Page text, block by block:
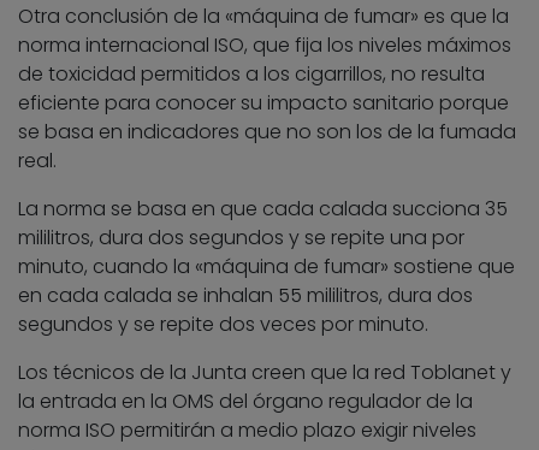
Otra conclusión de la «máquina de fumar» es que la
norma internacional ISO, que fija los niveles máximos
de toxicidad permitidos a los cigarrillos, no resulta
eficiente para conocer su impacto sanitario porque
se basa en indicadores que no son los de la fumada
real.
La norma se basa en que cada calada succiona 35
mililitros, dura dos segundos y se repite una por
minuto, cuando la «máquina de fumar» sostiene que
en cada calada se inhalan 55 mililitros, dura dos
segundos y se repite dos veces por minuto.
Los técnicos de la Junta creen que la red Toblanet y
la entrada en la OMS del órgano regulador de la
norma ISO permitirán a medio plazo exigir niveles